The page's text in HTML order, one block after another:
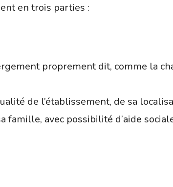
en trois parties :
proprement dit, comme la
de l’établissement, de sa
famille, avec possibilité d’aide